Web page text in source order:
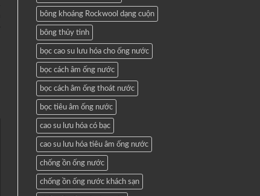
bông khoáng Rockwool dạng cuộn
bông thủy tinh
bọc cao su lưu hóa cho ống nước
bọc cách âm ống nước
bọc cách âm ống thoát nước
bọc tiêu âm ống nước
cao su lưu hóa có bạc
cao su lưu hóa tiêu âm ống nước
chống ồn ống nước
chống ồn ống nước khách sạn